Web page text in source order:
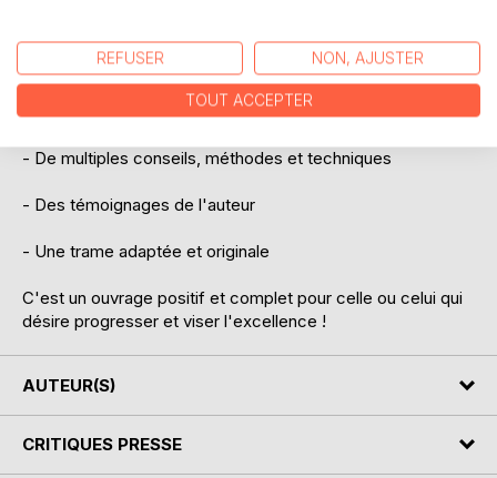
- Facile et agréable à lire
- Positif et motivant
- De multiples conseils, méthodes et techniques
- Des témoignages de l'auteur
- Une trame adaptée et originale
C'est un ouvrage positif et complet pour celle ou celui qui
désire progresser et viser l'excellence !
AUTEUR(S)
CRITIQUES PRESSE
REFUSER NON, AJUSTER
TOUT ACCEPTER